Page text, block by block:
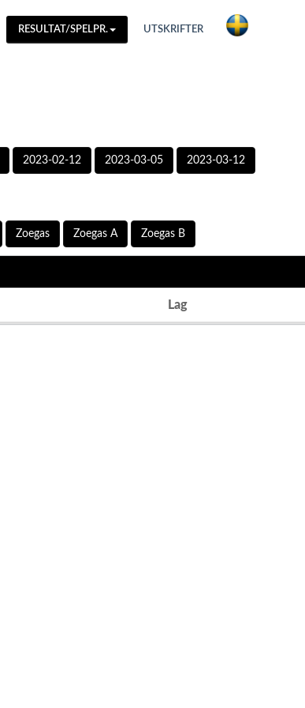
RESULTAT/SPELPR. UTSKRIFTER
2023-02-12 2023-03-05 2023-03-12
Zoegas Zoegas A Zoegas B
Lag